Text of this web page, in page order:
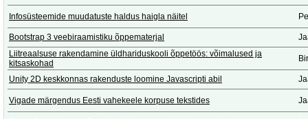
Infosüsteemide muudatuste haldus haigla näitel
Bootstrap 3 veebiraamistiku õppematerjal
Liitreaalsuse rakendamine üldhariduskooli õppetöös: võimalused ja
kitsaskohad
Unity 2D keskkonnas rakenduste loomine Javascripti abil
Vigade märgendus Eesti vahekeele korpuse tekstides